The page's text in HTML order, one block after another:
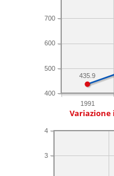
1991
400
500
600
700
435.9
3
4